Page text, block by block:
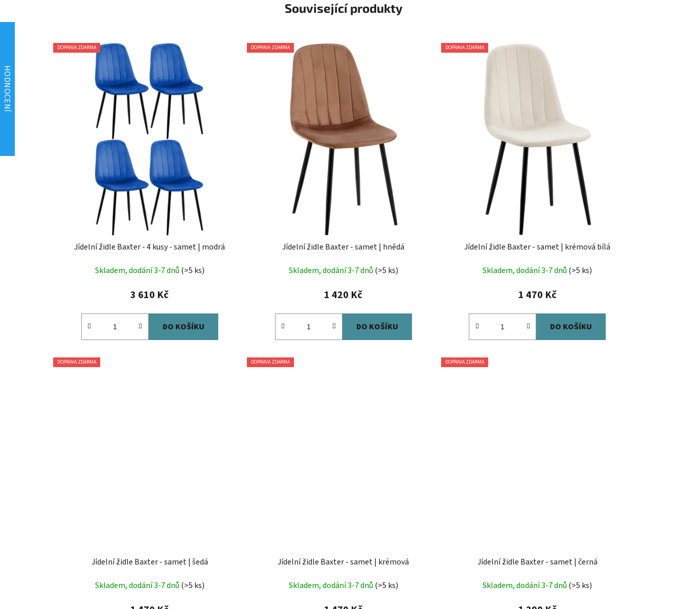
Související produkty
DOPRAVA ZDARMA
Jídelní židle Baxter - 4 kusy - samet | modrá
Skladem, dodání 3-7 dnů (>5 ks)
3 610 Kč
DO KOŠÍKU
DOPRAVA ZDARMA
Jídelní židle Baxter - samet | hnědá
Skladem, dodání 3-7 dnů (>5 ks)
1 420 Kč
DO KOŠÍKU
DOPRAVA ZDARMA
Jídelní židle Baxter - samet | krémová bílá
Skladem, dodání 3-7 dnů (>5 ks)
1 470 Kč
DO KOŠÍKU
DOPRAVA ZDARMA
Jídelní židle Baxter - samet | šedá
Skladem, dodání 3-7 dnů (>5 ks)
DOPRAVA ZDARMA
Jídelní židle Baxter - samet | krémová
Skladem, dodání 3-7 dnů (>5 ks)
DOPRAVA ZDARMA
Jídelní židle Baxter - samet | černá
Skladem, dodání 3-7 dnů (>5 ks)